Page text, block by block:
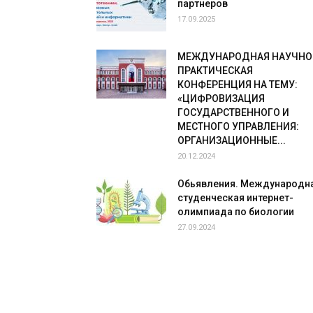
партнеров
17.09.2025
МЕЖДУНАРОДНАЯ
ПРАКТИЧЕСКАЯ
КОНФЕРЕНЦИЯ НА ТЕМУ:
«ЦИФРОВИЗАЦИЯ
ГОСУДАРСТВЕННОГО И
МЕСТНОГО УПРАВЛЕНИЯ:
ОРГАНИЗАЦИОННЫЕ...
20.12.2024
Обьявления.
студенческая интернет-
олимпиада по биологии
27.09.2024